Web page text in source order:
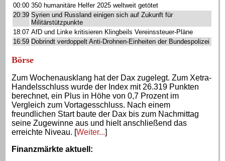
00:00 350 humanitäre Helfer 2025 weltweit getötet
20:39 Syrien und Russland einigen sich auf Zukunft für
Militärstützpunkte
18:07 AfD und Linke kritisieren Klingbeils Vereinssteuer-Pläne
16:59 Dobrindt verdoppelt Anti-Drohnen-Einheiten der Bundespolizei
Börse
Zum Wochenausklang hat der Dax zugelegt. Zum Xetra-
Handelsschluss wurde der Index mit 26.319 Punkten
berechnet, ein Plus in Höhe von 0,7 Prozent im
Vergleich zum Vortagesschluss. Nach einem
freundlichen Start baute der Dax bis zum Nachmittag
seine Zugewinne aus und hielt anschließend das
erreichte Niveau. [Weiter...]
Finanzmärkte aktuell :